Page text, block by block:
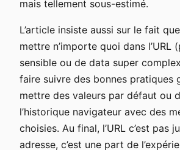
mais tellement sous-estimé.
L’article insiste aussi sur le fait
mettre n’importe quoi dans l’URL
sensible ou de data super
faire suivre des bonnes pratiques
mettre des valeurs par défaut ou
l’historique navigateur avec des
choisies. Au final, l’URL c’est pas
adresse, c’est une part de